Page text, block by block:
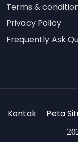
Terms &
Privacy Policy
Frequently Ask
Kontak Peta